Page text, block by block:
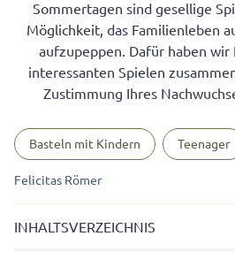
Sommertagen sind gesellige
Möglichkeit, das Familienleben
aufzupeppen. Dafür haben
interessanten Spielen
Zustimmung Ihres
Basteln mit Kindern Teenager
Felicitas Römer
INHALTSVERZEICHNIS